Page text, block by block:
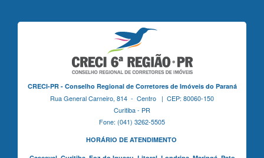
CRECI-PR - Conselho Regional de Corretores de Imóveis do Paraná
Rua General Carneiro, 814 - Centro | CEP: 80060-150
Curitiba - PR
Fone: (041) 3262-5505
HORÁRIO DE ATENDIMENTO